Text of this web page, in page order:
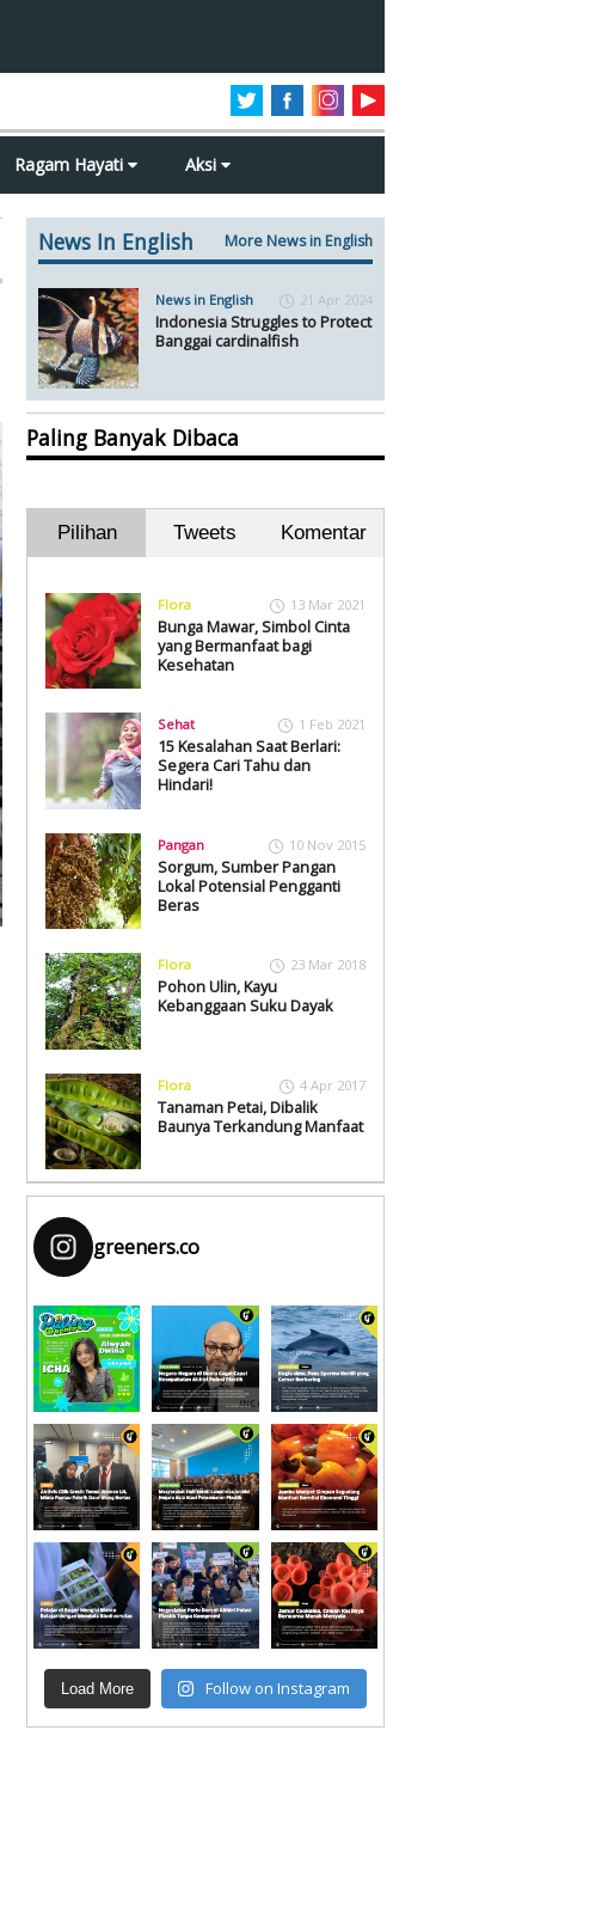
Ragam Hayati Aksi
News In English More News in English
News in English 21 Apr 2024
Indonesia Struggles to Protect
Banggai cardinalfish
Paling Banyak Dibaca
Pilihan Tweets Komentar
Flora 13 Mar 2021
Bunga Mawar, Simbol Cinta
yang Bermanfaat bagi
Kesehatan
Sehat 1 Feb 2021
15 Kesalahan Saat Berlari:
Segera Cari Tahu dan
Hindari!
Pangan 10 Nov 2015
Sorgum, Sumber Pangan
Lokal Potensial Pengganti
Beras
Flora 23 Mar 2018
Pohon Ulin, Kayu
Kebanggaan Suku Dayak
Flora 4 Apr 2017
Tanaman Petai, Dibalik
Baunya Terkandung Manfaat
greeners.co
Load More Follow on Instagram